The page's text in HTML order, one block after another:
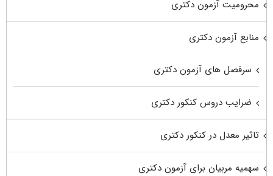
محرومیت آزمون دکتری
منابع آزمون دکتری
سرفصل های آزمون دکتری
ضرایب دروس کنکور دکتری
تاثیر معدل در کنکور دکتری
سهمیه مربیان برای آزمون دکتری